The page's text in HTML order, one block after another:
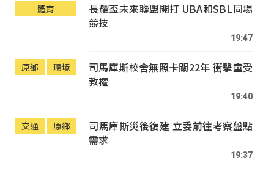
體育
長耀盃未來聯盟開打 UBA和SBL同場
競技
19:47
原鄉 環境
司馬庫斯校舍無照卡關22年 衝擊童受
教權
19:40
交通 原鄉
司馬庫斯災後復建 立委前往考察盤點
需求
19:37